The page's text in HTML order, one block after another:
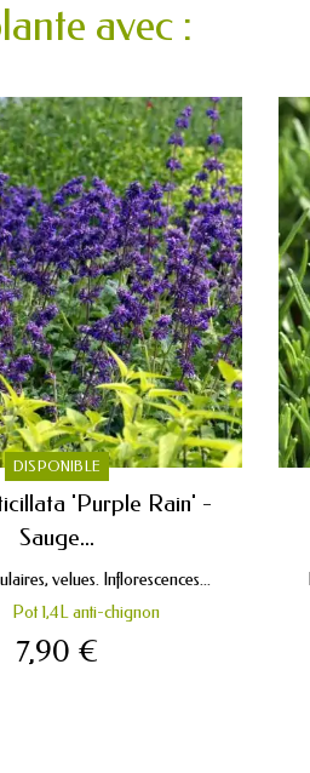
avec :
DISPONIBLE
'Purple Rain' -
Sauge...
velues. Inflorescences...
Pot 1,4L anti-chignon
7,90 €